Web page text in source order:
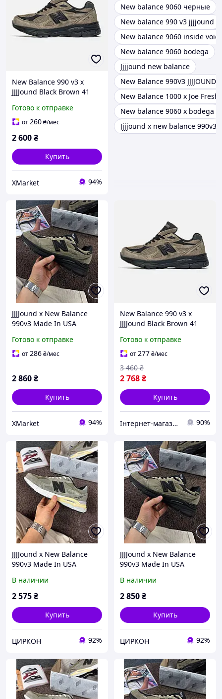
New Balance 990 v3 x
JJJJound Black Brown 41
Готово к отправке
от260₴/мес
2 600₴
Купить
XMarket 94%
New balance 9060 черные
New balance 990 v3 jjjjound
New balance 9060 inside
New balance 9060 bodega
Jjjjound new balance
New Balance 990V3 JJJJOUND
New Balance 1000 x Joe
New balance 9060 x bodega
Jjjjound x new balance 990v3
JJJJound x New Balance
990v3 Made In USA
Готово к отправке
от286₴/мес
2 860₴
Купить
XMarket 94%
New Balance 990 v3 x
JJJJound Black Brown 41
Готово к отправке
от277₴/мес
2 768₴
3 460 ₴
Купить
Інтернет-магазин Look 100 Clothes 90%
JJJJound x New Balance
990v3 Made In USA
В наличии
2 575₴
Купить
ЦИРКОН 92%
JJJJound x New Balance
990v3 Made In USA
В наличии
2 850₴
Купить
ЦИРКОН 92%